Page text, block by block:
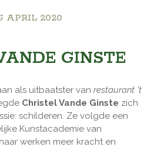
APRIL 2020
GINSTE
als uitbaatster van restaurant 't
Christel Vande Ginste zich
schilderen. Ze volgde een
Kunstacademie van
werken meer kracht en